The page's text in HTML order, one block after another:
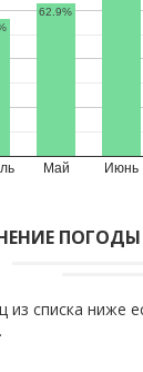
Май Июнь
62.9%
из списка